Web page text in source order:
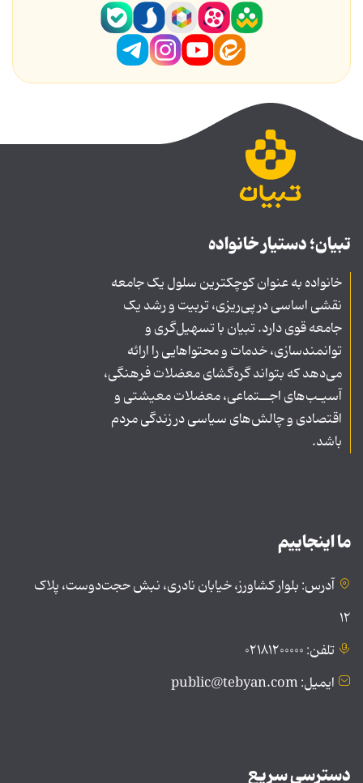
تبیان؛ دستیار خانواده
خانواده به عنوان کوچکترین سلول یک جامعه
نقشی اساسی در پی‌ریزی، تربیت و رشد یک
جامعه قوی دارد. تبیان با تسهیل‌گری و
توانمندسازی، خدمات و محتواهایی را ارائه
می‌دهد که بتواند گره‌گشای معضلات فرهنگی،
آسیـب‌های اجــتماعی، معضلات معیشتی و
اقتصادی و چالش‌های سیاسی در زندگی مردم
باشد.
ما اینجاییم
آدرس: بلوار کشاورز، خیابان نادری، نبش حجت‌دوست، پلاک
۱۲
تلفن: ۰۲۱۸۱۲۰۰۰۰۰
ایمیل: public@tebyan.com
دسترسی سریع